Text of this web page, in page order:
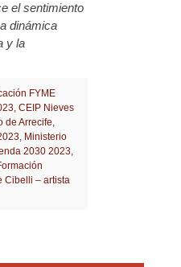
el sentimiento
dinámica
y la
FYME
, CEIP Nieves
de Arrecife,
, Ministerio
2030 2023,
Cibelli – artista